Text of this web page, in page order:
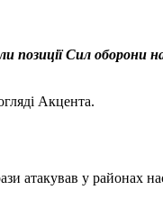
позиції Сил
Акцента.
атакував у районах